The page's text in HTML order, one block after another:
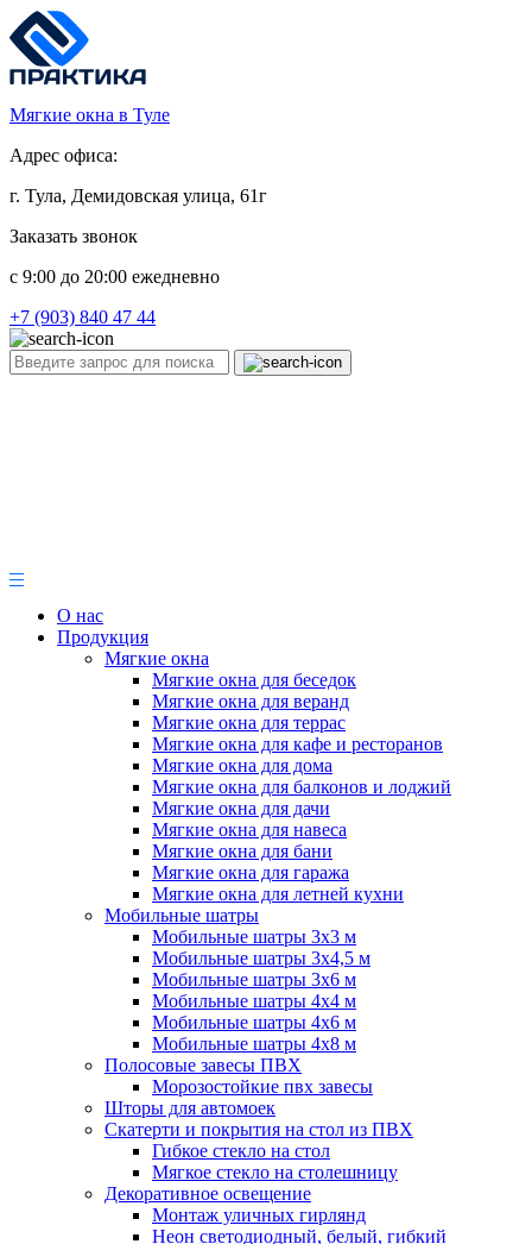
Мягкие окна в Туле
Адрес офиса:
г. Тула, Демидовская улица, 61г
Заказать звонок
c 9:00 до 20:00 ежедневно
+7 (903) 840 47 44
О нас
Продукция
Мягкие окна
Мягкие окна для беседок
Мягкие окна для веранд
Мягкие окна для террас
Мягкие окна для кафе и ресторанов
Мягкие окна для дома
Мягкие окна для балконов и лоджий
Мягкие окна для дачи
Мягкие окна для навеса
Мягкие окна для бани
Мягкие окна для гаража
Мягкие окна для летней кухни
Мобильные шатры
Мобильные шатры 3х3 м
Мобильные шатры 3х4,5 м
Мобильные шатры 3х6 м
Мобильные шатры 4х4 м
Мобильные шатры 4х6 м
Мобильные шатры 4х8 м
Полосовые завесы ПВХ
Морозостойкие пвх завесы
Шторы для автомоек
Скатерти и покрытия на стол из ПВХ
Гибкое стекло на стол
Мягкое стекло на столешницу
Декоративное освещение
Монтаж уличных гирлянд
Неон светодиодный, белый, гибкий